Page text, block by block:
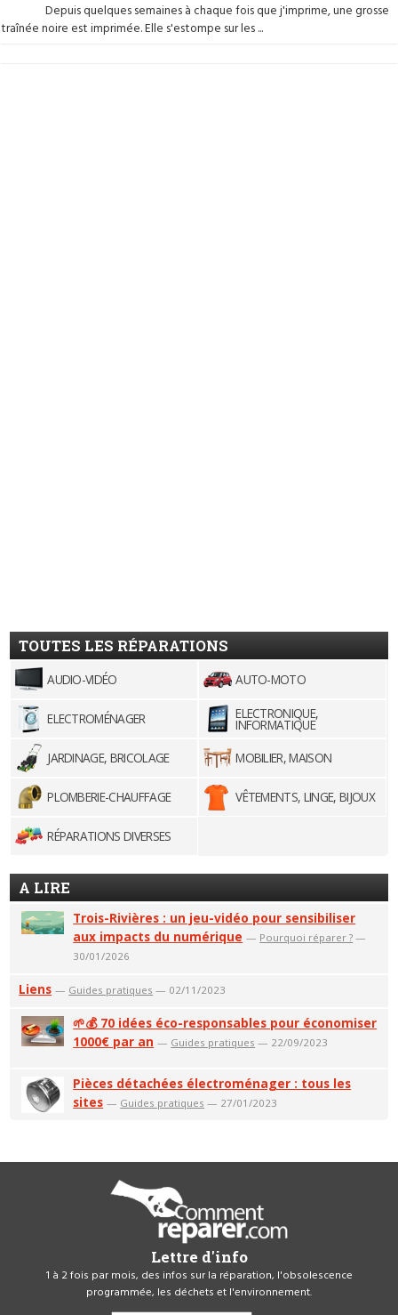
Depuis quelques semaines à chaque fois que j'imprime, une grosse
traînée noire est imprimée. Elle s'estompe sur les ...
TOUTES LES RÉPARATIONS
AUDIO-VIDÉO AUTO-MOTO
ELECTROMÉNAGER ELECTRONIQUE,
INFORMATIQUE
JARDINAGE, BRICOLAGE
MOBILIER, MAISON
PLOMBERIE-CHAUFFAGE VÊTEMENTS, LINGE, BIJOUX
RÉPARATIONS DIVERSES
A LIRE
Trois-Rivières : un jeu-vidéo pour sensibiliser
aux impacts du numérique — Pourquoi réparer ? —
30/01/2026
Liens — Guides pratiques — 02/11/2023
🌱💰 70 idées éco-responsables pour économiser
1000€ par an — Guides pratiques — 22/09/2023
Pièces détachées électroménager : tous les
sites — Guides pratiques — 27/01/2023
Lettre d'info
1 à 2 fois par mois, des infos sur la réparation, l'obsolescence
programmée, les déchets et l'environnement.